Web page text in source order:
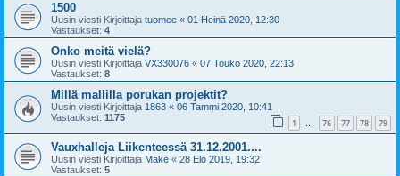
1500
Uusin viesti Kirjoittaja tuomee « 01 Heinä 2020, 12:30
Vastaukset: 4
Onko meitä vielä?
Uusin viesti Kirjoittaja VX330076 « 07 Touko 2020, 22:13
Vastaukset: 8
Millä mallilla porukan projektit?
Uusin viesti Kirjoittaja 1863 « 06 Tammi 2020, 10:41
Vastaukset: 1175 1 … 76 77 78 79
Vauxhalleja Liikenteessä 31.12.2001....
Uusin viesti Kirjoittaja Make « 28 Elo 2019, 19:32
Vastaukset: 5